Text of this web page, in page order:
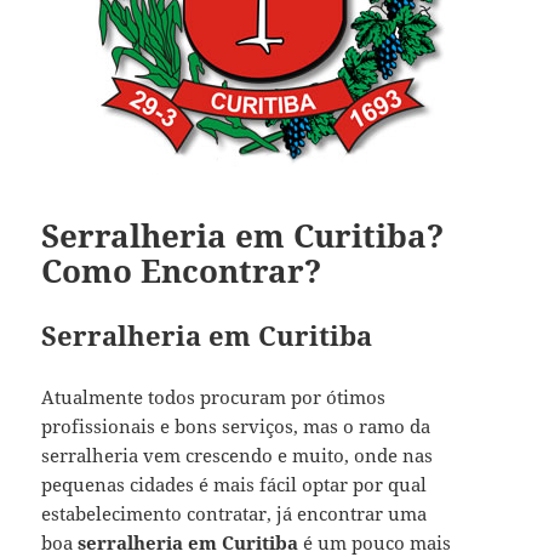
Serralheria em Curitiba?
Como Encontrar?
Serralheria em Curitiba
Atualmente todos procuram por ótimos
profissionais e bons serviços, mas o ramo da
serralheria vem crescendo e muito, onde nas
pequenas cidades é mais fácil optar por qual
estabelecimento contratar, já encontrar uma
boaserralheria em Curitiba é um pouco mais